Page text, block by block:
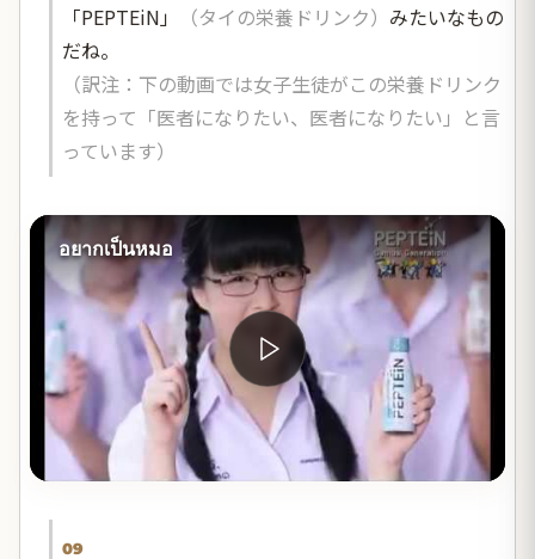
「PEPTEiN」 （タイの栄養ドリンク） みたいなもの
だね。
（訳注：下の動画では女子生徒がこの栄養ドリンク
を持って「医者になりたい、医者になりたい」と言
っています）
อยากเป็นหมอ
09